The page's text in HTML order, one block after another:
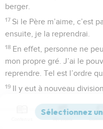
berger.
17 Si le Père m’aime, c’est
ensuite, je la reprendrai.
18 En effet, personne ne
mon propre gré. J’ai le
reprendre. Tel est l’ordre
19 Il y eut à nouveau
Beaucoup disaient : —Il
Versions